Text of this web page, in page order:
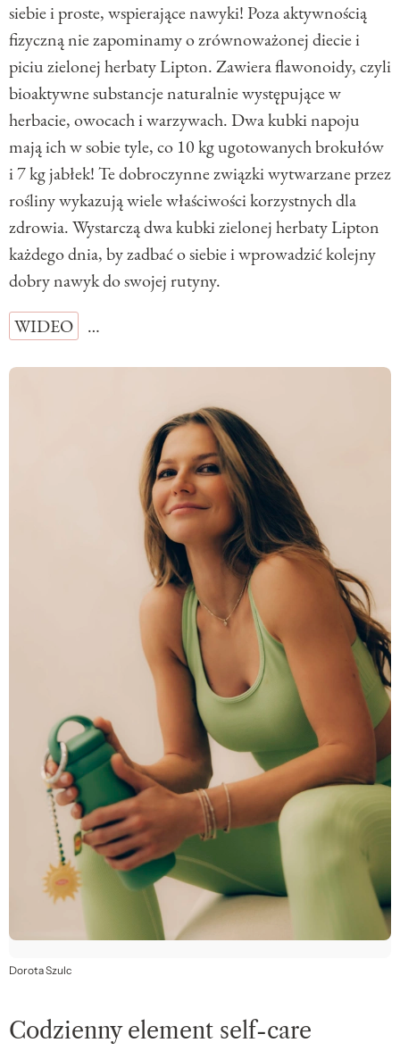
siebie i proste, wspierające nawyki! Poza aktywnością
fizyczną nie zapominamy o zrównoważonej diecie i
piciu zielonej herbaty Lipton. Zawiera flawonoidy, czyli
bioaktywne substancje naturalnie występujące w
herbacie, owocach i warzywach. Dwa kubki napoju
mają ich w sobie tyle, co 10 kg ugotowanych brokułów
i 7 kg jabłek! Te dobroczynne związki wytwarzane przez
rośliny wykazują wiele właściwości korzystnych dla
zdrowia. Wystarczą dwa kubki zielonej herbaty Lipton
każdego dnia, by zadbać o siebie i wprowadzić kolejny
dobry nawyk do swojej rutyny.
WIDEO
…
Dorota Szulc
Codzienny element self-care